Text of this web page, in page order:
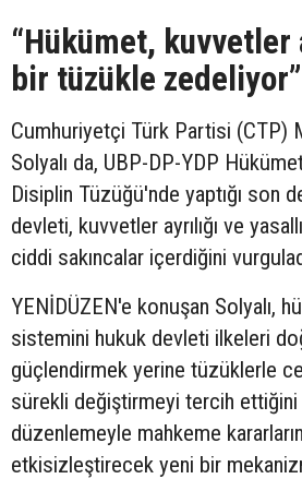
“Hükümet, kuvvetler
bir tüzükle zedeliyor”
Cumhuriyetçi Türk Partisi (CTP)
Solyalı da, UBP-DP-YDP
Disiplin Tüzüğü'nde yaptığı son
devleti, kuvvetler ayrılığı ve
ciddi sakıncalar içerdiğini
YENİDÜZEN'e konuşan Solyalı,
sistemini hukuk devleti ilkeleri
güçlendirmek yerine tüzüklerle
sürekli değiştirmeyi tercih
düzenlemeyle mahkeme
etkisizleştirecek yeni bir